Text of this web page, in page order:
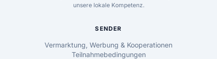
unsere lokale Kompetenz.
SENDER
Vermarktung, Werbung & Kooperationen
Teilnahmebedingungen